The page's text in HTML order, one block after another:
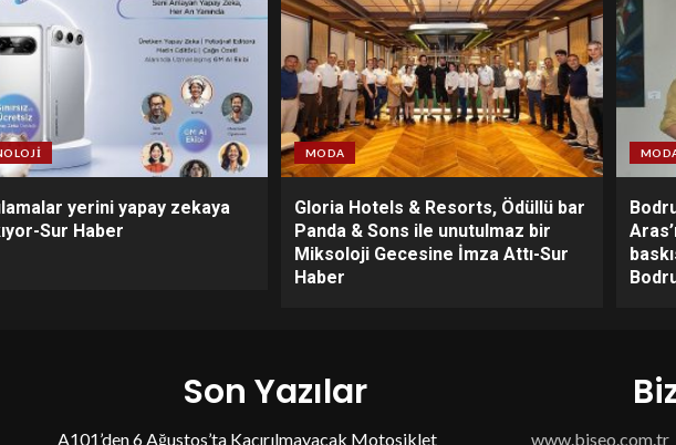
yerini yapay zekaya
Sur Haber
MODA
Gloria Hotels & Resorts, Ödüllü bar
Panda & Sons ile unutulmaz bir
Miksoloji Gecesine İmza Attı-Sur
Haber
Son Yazılar
A101’den 6 Ağustos’ta Kaçırılmayacak Motosiklet www.biseo.com.tr